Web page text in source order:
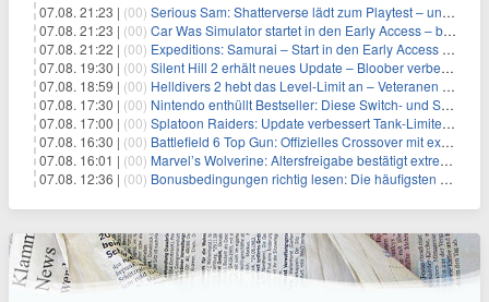
07.08. 21:23 | (00) Serious Sam: Shatterverse lädt zum Playtest – und erscheint schon bald!
07.08. 21:23 | (00) Car Was Simulator startet in den Early Access – bald gehts los!
07.08. 21:22 | (00) Expeditions: Samurai – Start in den Early Access ab heute im feudalen Japan
07.08. 19:30 | (00) Silent Hill 2 erhält neues Update – Bloober verbessert Grafik und Performance
07.08. 18:59 | (00) Helldivers 2 hebt das Level-Limit an – Veteranen können endlich weiter aufsteigen
07.08. 17:30 | (00) Nintendo enthüllt Bestseller: Diese Switch- und Switch-2-Spiele verkaufen sich am besten
07.08. 17:00 | (00) Splatoon Raiders: Update verbessert Tank-Limiter und behebt Bugs
07.08. 16:30 | (00) Battlefield 6 Top Gun: Offizielles Crossover mit exklusiven Inhalten angekündigt
07.08. 16:01 | (00) Marvel’s Wolverine: Altersfreigabe bestätigt extreme Gewalt und düstere Szenen
07.08. 12:36 | (00) Bonusbedingungen richtig lesen: Die häufigsten Stolperfallen